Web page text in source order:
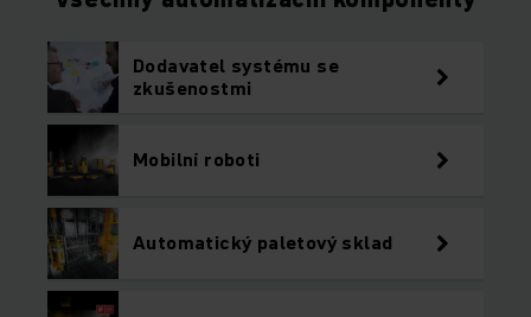
Dodavatel systému se
zkušenostmi
Mobilní roboti
Automatický paletový sklad